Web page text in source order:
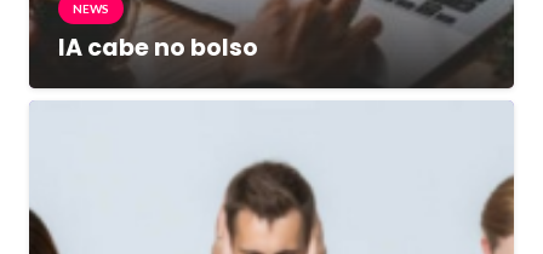
NEWS
IA cabe no bolso